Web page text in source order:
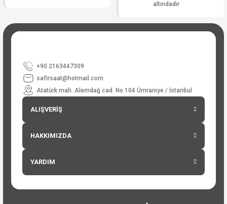
altındadır
+90 2163447309
safirsaat@hotmail.com
Atatürk mah. Alemdağ cad. No 104 Ümraniye / İstanbul
ALIŞVERİŞ
HAKKIMIZDA
YARDIM